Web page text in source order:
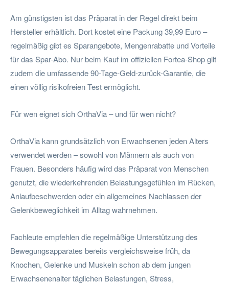
Am günstigsten ist das Präparat in der Regel direkt beim
Hersteller erhältlich. Dort kostet eine Packung 39,99 Euro –
regelmäßig gibt es Sparangebote, Mengenrabatte und Vorteile
für das Spar-Abo. Nur beim Kauf im offiziellen Fortea-Shop gilt
zudem die umfassende 90-Tage-Geld-zurück-Garantie, die
einen völlig risikofreien Test ermöglicht.
Für wen eignet sich OrthaVia – und für wen nicht?
OrthaVia kann grundsätzlich von Erwachsenen jeden Alters
verwendet werden – sowohl von Männern als auch von
Frauen. Besonders häufig wird das Präparat von Menschen
genutzt, die wiederkehrenden Belastungsgefühlen im Rücken,
Anlaufbeschwerden oder ein allgemeines Nachlassen der
Gelenkbeweglichkeit im Alltag wahrnehmen.
Fachleute empfehlen die regelmäßige Unterstützung des
Bewegungsapparates bereits vergleichsweise früh, da
Knochen, Gelenke und Muskeln schon ab dem jungen
Erwachsenenalter täglichen Belastungen, Stress,